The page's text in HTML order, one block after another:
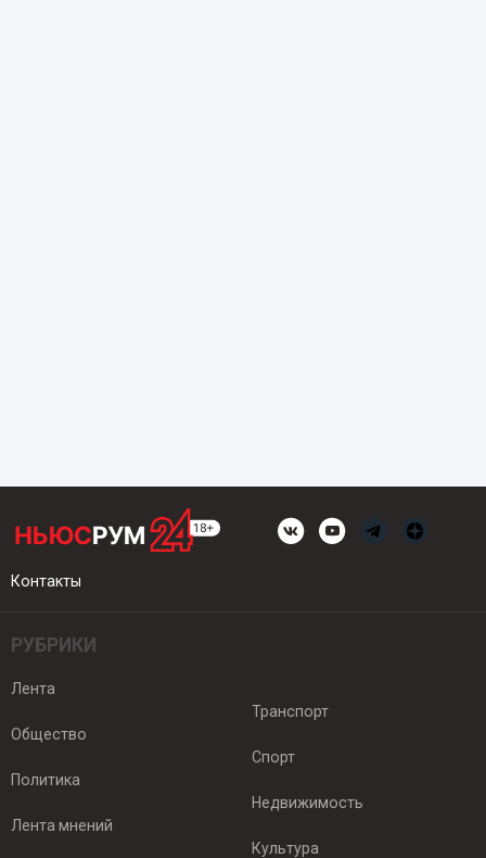
Контакты
РУБРИКИ
Лента
Общество
Политика
Лента мнений
Транспорт
Спорт
Недвижимость
Культура